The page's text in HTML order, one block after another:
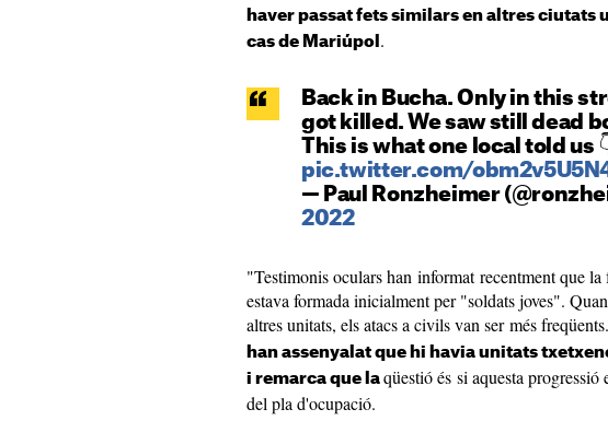
haver passat fets similars en altres ciutats
cas de Mariúpol .
Back in Bucha. Only in this
got killed. We saw still dead
This is what one local told us
pic.twitter.com/
— Paul Ronzheimer
2022
"Testimonis oculars han informat recentment que
estava formada inicialment per "soldats joves".
altres unitats, els atacs a civils van ser més freqüents.
han assenyalat que hi havia unitats
i remarca que la qüestió és si aquesta
del pla d'ocupació.